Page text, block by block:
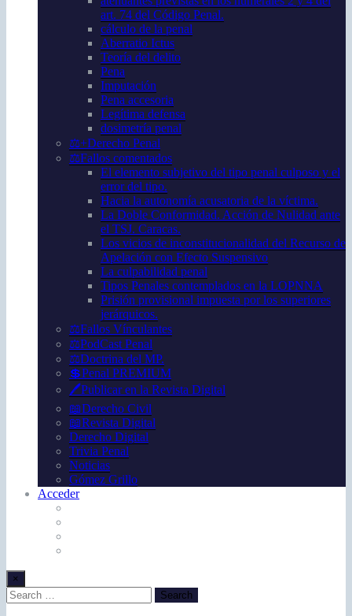
art. 74 del Código Penal.
cálculo de la penal
Aberratio Ictus
Teoría del delito
Pena
Imputación
Pena accesoria
Legítima defensa
dosimetría penal
⚖️+Derecho Penal
⚖️Fallos comentados
El elemento subjetivo del tipo penal culposo y el
error del tipo.
Hacia la autonomía acusatoria de la víctima.
La Doble Conformidad. Acción de Nulidad ante
el TSJ. Caracas.
Los vicios de inconstitucionalidad del Recurso de
Apelación con Efecto Suspensivo
La culpabilidad penal
Tipos Penales contemplados en la LOPNNA
Prisión provisional impuesta por los superiores
jerárquicos.
⚖️Fallos Vínculantes
⚖️PodCast Penal
⚖️Doctrina del MP.
💲Penal PREMIUM
🖊️Publicar en la Revista Digital
📖Derecho Civil
📖Revista Digital
Derecho Digital
Trivia Penal
Noticias
Gómez Grillo
Acceder
×